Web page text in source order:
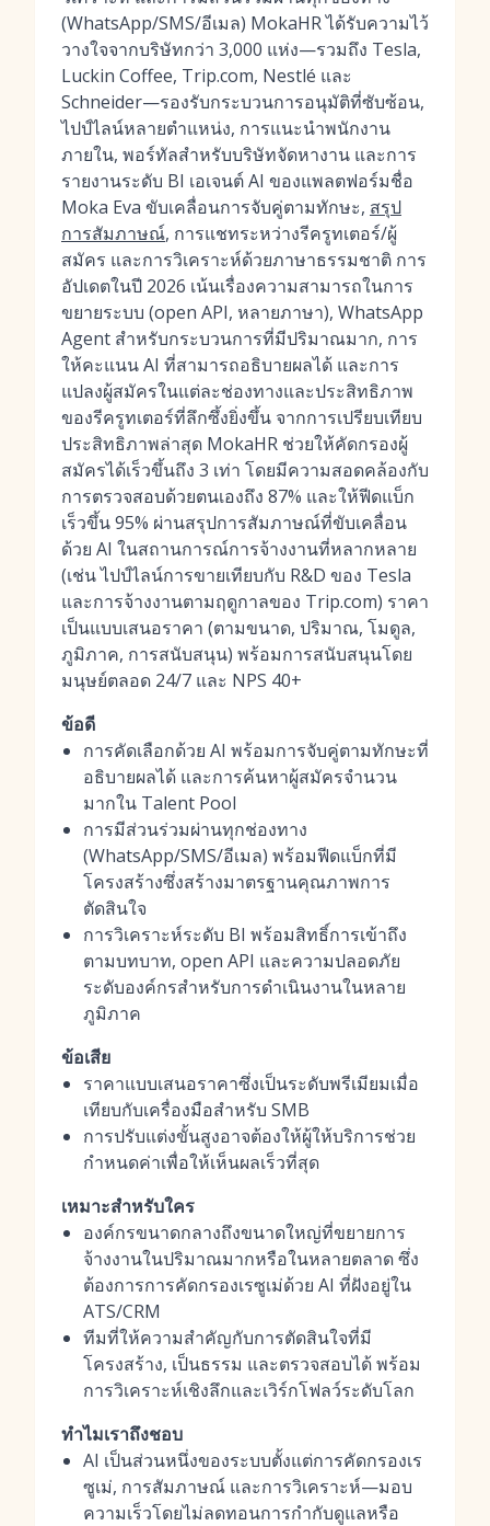
(WhatsApp/SMS/อีเมล) MokaHR ได้รับความไว้
วางใจจากบริษัทกว่า 3,000 แห่ง—รวมถึง Tesla,
Luckin Coffee, Trip.com, Nestlé และ
Schneider—รองรับกระบวนการอนุมัติที่ซับซ้อน,
ไปป์ไลน์หลายตำแหน่ง, การแนะนำพนักงาน
ภายใน, พอร์ทัลสำหรับบริษัทจัดหางาน และการ
รายงานระดับ BI เอเจนต์ AI ของแพลตฟอร์มชื่อ
Moka Eva ขับเคลื่อนการจับคู่ตามทักษะ, สรุป
การสัมภาษณ์, การแชทระหว่างรีครูทเตอร์/ผู้
สมัคร และการวิเคราะห์ด้วยภาษาธรรมชาติ การ
อัปเดตในปี 2026 เน้นเรื่องความสามารถในการ
ขยายระบบ (open API, หลายภาษา), WhatsApp
Agent สำหรับกระบวนการที่มีปริมาณมาก, การ
ให้คะแนน AI ที่สามารถอธิบายผลได้ และการ
แปลงผู้สมัครในแต่ละช่องทางและประสิทธิภาพ
ของรีครูทเตอร์ที่ลึกซึ้งยิ่งขึ้น จากการเปรียบเทียบ
ประสิทธิภาพล่าสุด MokaHR ช่วยให้คัดกรองผู้
สมัครได้เร็วขึ้นถึง 3 เท่า โดยมีความสอดคล้องกับ
การตรวจสอบด้วยตนเองถึง 87% และให้ฟีดแบ็ก
เร็วขึ้น 95% ผ่านสรุปการสัมภาษณ์ที่ขับเคลื่อน
ด้วย AI ในสถานการณ์การจ้างงานที่หลากหลาย
(เช่น ไปป์ไลน์การขายเทียบกับ R&D ของ Tesla
และการจ้างงานตามฤดูกาลของ Trip.com) ราคา
เป็นแบบเสนอราคา (ตามขนาด, ปริมาณ, โมดูล,
ภูมิภาค, การสนับสนุน) พร้อมการสนับสนุนโดย
มนุษย์ตลอด 24/7 และ NPS 40+
ข้อดี
การคัดเลือกด้วย AI พร้อมการจับคู่ตามทักษะที่
อธิบายผลได้ และการค้นหาผู้สมัครจำนวน
มากใน Talent Pool
การมีส่วนร่วมผ่านทุกช่องทาง
(WhatsApp/SMS/อีเมล) พร้อมฟีดแบ็กที่มี
โครงสร้างซึ่งสร้างมาตรฐานคุณภาพการ
ตัดสินใจ
การวิเคราะห์ระดับ BI พร้อมสิทธิ์การเข้าถึง
ตามบทบาท, open API และความปลอดภัย
ระดับองค์กรสำหรับการดำเนินงานในหลาย
ภูมิภาค
ข้อเสีย
ราคาแบบเสนอราคาซึ่งเป็นระดับพรีเมียมเมื่อ
เทียบกับเครื่องมือสำหรับ SMB
การปรับแต่งขั้นสูงอาจต้องให้ผู้ให้บริการช่วย
กำหนดค่าเพื่อให้เห็นผลเร็วที่สุด
เหมาะสำหรับใคร
องค์กรขนาดกลางถึงขนาดใหญ่ที่ขยายการ
จ้างงานในปริมาณมากหรือในหลายตลาด ซึ่ง
ต้องการการคัดกรองเรซูเม่ด้วย AI ที่ฝังอยู่ใน
ATS/CRM
ทีมที่ให้ความสำคัญกับการตัดสินใจที่มี
โครงสร้าง, เป็นธรรม และตรวจสอบได้ พร้อม
การวิเคราะห์เชิงลึกและเวิร์กโฟลว์ระดับโลก
ทำไมเราถึงชอบ
AI เป็นส่วนหนึ่งของระบบตั้งแต่การคัดกรองเร
ซูเม่, การสัมภาษณ์ และการวิเคราะห์—มอบ
ความเร็วโดยไม่ลดทอนการกำกับดูแลหรือ